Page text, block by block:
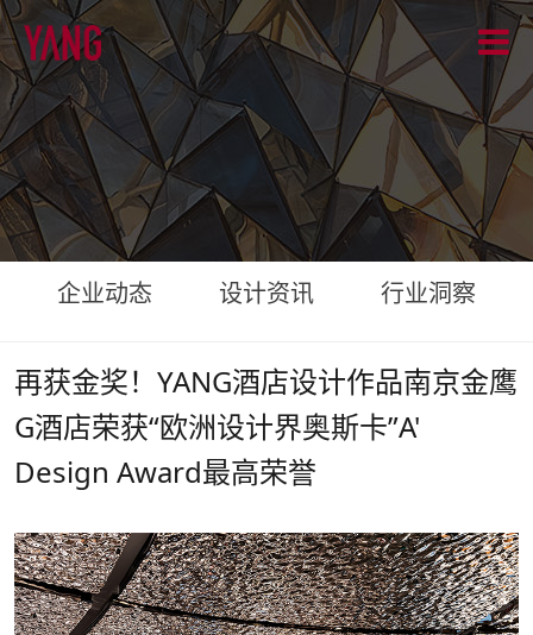
企业动态 设计资讯 行业洞察
再获金奖！YANG酒店设计作品南京金鹰
G酒店荣获“欧洲设计界奥斯卡”A'
Design Award最高荣誉